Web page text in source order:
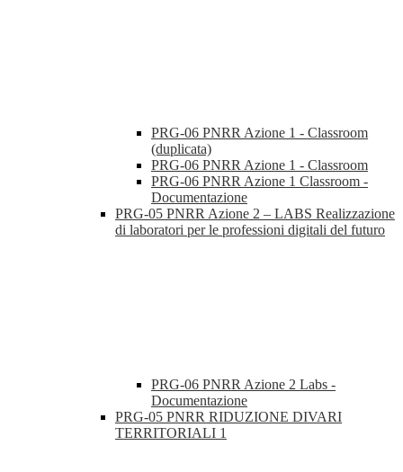
PRG-06 PNRR Azione 1 - Classroom
(duplicata)
PRG-06 PNRR Azione 1 - Classroom
PRG-06 PNRR Azione 1 Classroom -
Documentazione
PRG-05 PNRR Azione 2 – LABS Realizzazione
di laboratori per le professioni digitali del futuro
PRG-06 PNRR Azione 2 Labs -
Documentazione
PRG-05 PNRR RIDUZIONE DIVARI
TERRITORIALI 1